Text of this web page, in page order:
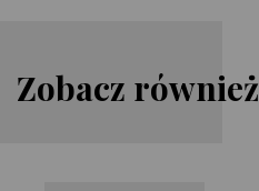
Zobacz również